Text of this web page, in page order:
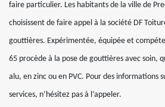
faire particulier. Les habitants de la ville de
choisissent de faire appel à la société DF
gouttières. Expérimentée, équipée et
65 procède à la pose de gouttières avec soin,
alu, en zinc ou en PVC. Pour des informations
services, n’hésitez pas à l’appeler.